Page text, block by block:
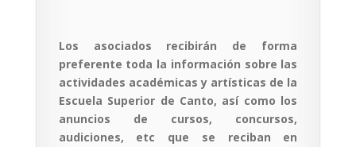
Los asociados recibirán de forma
preferente toda la información sobre las
actividades académicas y artísticas de la
Escuela Superior de Canto, así como los
anuncios de cursos, concursos,
audiciones, etc que se reciban en